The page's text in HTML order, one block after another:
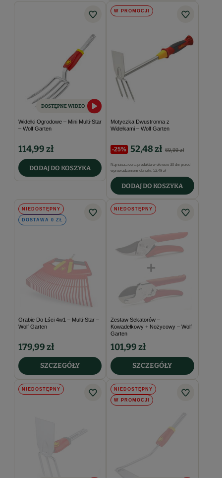
DOSTĘPNE WIDEO
Widełki Ogrodowe – Mini Multi-Star
– Wolf Garten
114,99 zł
DODAJ DO KOSZYKA
W PROMOCJI
Motyczka Dwustronna z
Widełkami – Wolf Garten
69,99 zł
-25% 52,48 zł
Najniższa cena produktu w okresie 30 dni przed
wprowadzeniem obniżki: 52,49 zł
DODAJ DO KOSZYKA
NIEDOSTĘPNY
DOSTAWA 0 ZŁ
Grabie Do Lści 4w1 – Multi-Star –
Wolf Garten
179,99 zł
SZCZEGÓŁY
NIEDOSTĘPNY
Zestaw Sekatorów –
Kowadełkowy + Nożycowy – Wolf
Garten
101,99 zł
SZCZEGÓŁY
NIEDOSTĘPNY NIEDOSTĘPNY
W PROMOCJI